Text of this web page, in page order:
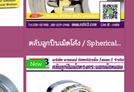
ตลับลูกปืนเม็ดโค้ง / Spherical Roller Bearings
New